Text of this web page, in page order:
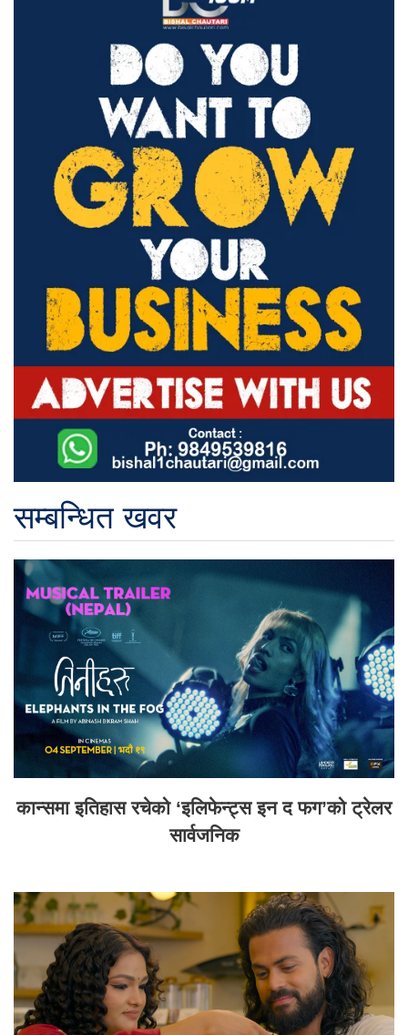
सम्बन्धित खवर
कान्समा इतिहास रचेको ‘इलिफेन्ट्स इन द फग’को ट्रेलर
सार्वजनिक